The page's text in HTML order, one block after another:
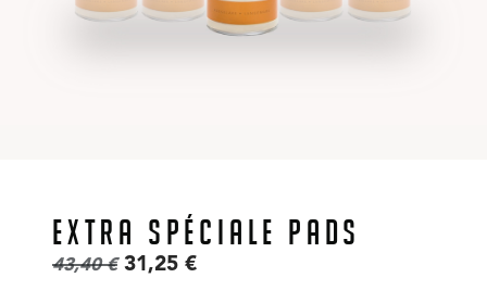
EXTRA SPÉCIALE PADS
43,40€ 31,25 €